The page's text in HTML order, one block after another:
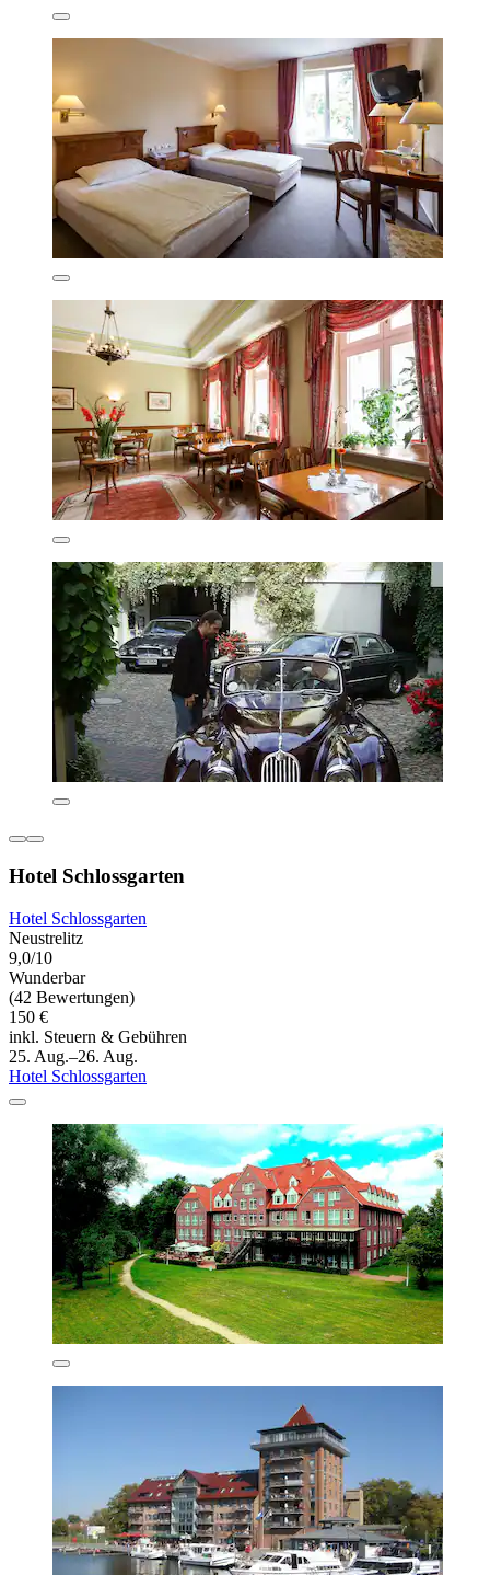
Hotel Schlossgarten
Hotel Schlossgarten
Neustrelitz
9,0/10
Wunderbar
(42 Bewertungen)
150 €
inkl. Steuern & Gebühren
25. Aug.–26. Aug.
Hotel Schlossgarten